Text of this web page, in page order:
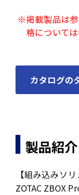
※掲載製品は
格について
カタログの
製品紹介
【組み込みソ
ZOTAC ZBOX